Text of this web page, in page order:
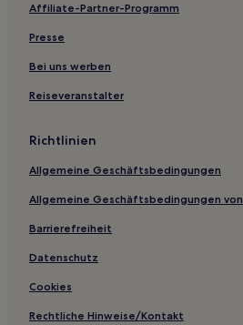
Hotels mit inbegriffenem
Familien in Sassnitz
Familien in Stralsund
Haustierfreundliche in Juliusruh
Haustierfreundliche in Dranske
Hotels mit Parkplatz in Dranske
Hotels mit Pool in Dranske
Hotels mit Parkplatz in Halbinsel
Hotels mit Küchenzeile in Halbinsel
Haustierfreundliche in Bergen auf
Haustierfreundliche in Breege
Affiliate-Partner-Programm
Presse
Bei uns werben
Reiseveranstalter
Richtlinien
Allgemeine Geschäftsbedingungen
Allgemeine Geschäftsbedingungen
Barrierefreiheit
Datenschutz
Cookies
Rechtliche Hinweise/Kontakt